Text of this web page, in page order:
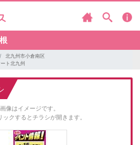
北九州市小倉南区
ト北九州
画像はイメージです。
ックするとチラシが開きます。